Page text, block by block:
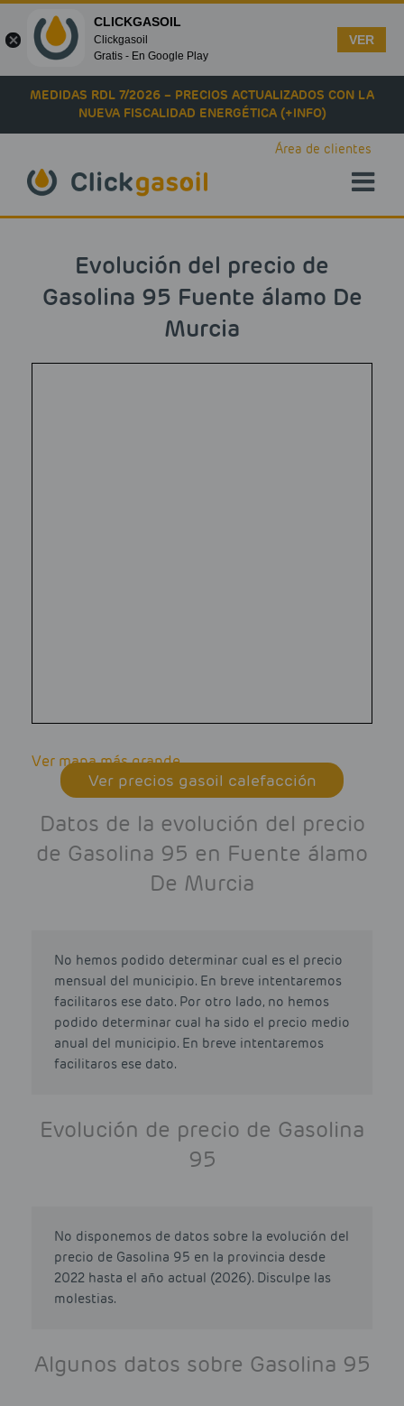
Skip to main content
MEDIDAS RDL 7/2026 – PRECIOS ACTUALIZADOS CON LA
NUEVA FISCALIDAD ENERGÉTICA (+INFO)
Área de clientes
Evolución del precio de
Gasolina 95 Fuente álamo De
Murcia
Ver mapa más grande
Ver precios gasoil calefacción
Datos de la evolución del precio
de Gasolina 95 en Fuente álamo
De Murcia
No hemos podido determinar cual es el precio
mensual del municipio. En breve intentaremos
facilitaros ese dato. Por otro lado, no hemos
podido determinar cual ha sido el precio medio
anual del municipio. En breve intentaremos
facilitaros ese dato.
Evolución de precio de Gasolina
95
No disponemos de datos sobre la evolución del
precio de Gasolina 95 en la provincia desde
2022 hasta el año actual (2026). Disculpe las
molestias.
Algunos datos sobre Gasolina 95
CLICKGASOIL
Clickgasoil
Gratis - En Google Play
VER